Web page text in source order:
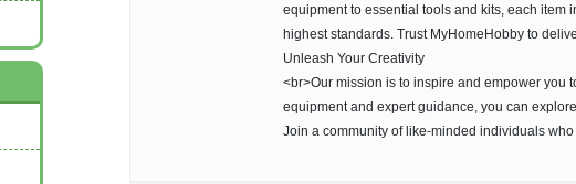
equipment to essential tools and kits, each item
highest standards. Trust MyHomeHobby to
Unleash Your Creativity
<br>Our mission is to inspire and empower you
equipment and expert guidance, you can
Join a community of like-minded individuals